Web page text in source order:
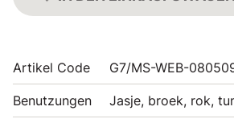
Artikel Code G7/MS-WEB-
Benutzungen Jasje, broek, rok,